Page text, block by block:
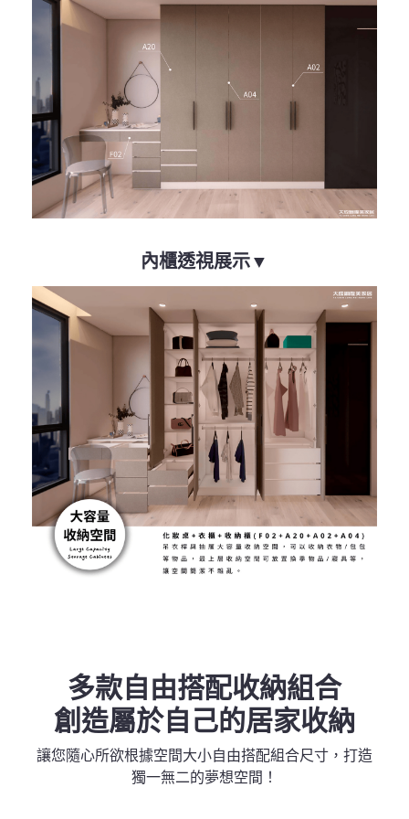
內櫃透視展示▼
多款自由搭配收納組合
創造屬於自己的居家收納
讓您隨心所欲根據空間大小自由搭配組合尺寸，打造
獨一無二的夢想空間！